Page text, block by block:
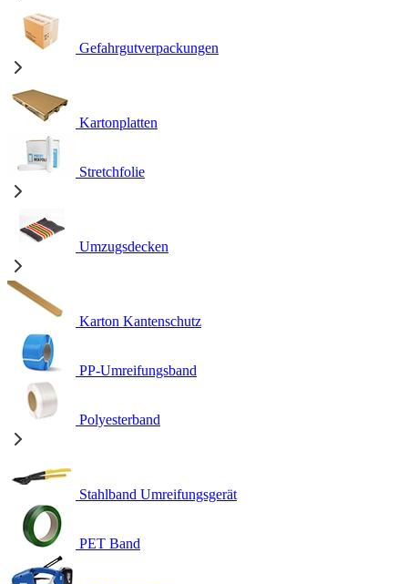
Gefahrgutverpackungen
Kartonplatten
Stretchfolie
Umzugsdecken
Karton Kantenschutz
PP-Umreifungsband
Polyesterband
Stahlband Umreifungsgerät
PET Band